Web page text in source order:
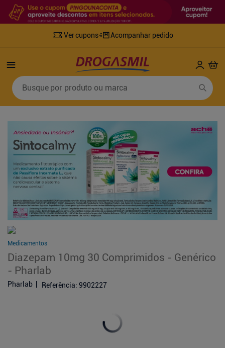
Ver cupons Acompanhar pedido
Busque por produto ou marca
Medicamentos
Diazepam 10mg 30 Comprimidos - Genérico
- Pharlab
Pharlab Referência: 9902227
Termos mais buscados
3º
retinol
4º
fralda geriatrica
5º desodorante
º
tylenol
9º
fralda xg
10º shampoo